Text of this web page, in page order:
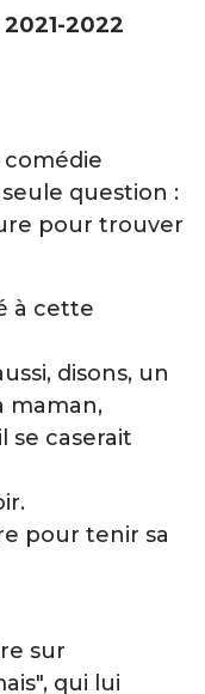
2022
question :
pour trouver
à cette
disons, un
maman,
se caserait
pour tenir sa
sur
qui lui